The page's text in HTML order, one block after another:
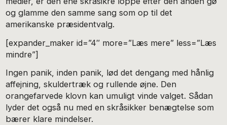
og glamme den samme sang som op til det
amerikanske præsidentvalg.
[expander_maker id=”4″ more=”Læs mere” less=”Læs
mindre”]
Ingen panik, inden panik, lød det dengang med hånlig
affejning, skuldertræk og rullende øjne. Den
orangefarvede klovn kan umuligt vinde valget. Sådan
lyder det også nu med en skråsikker benægtelse som
bærer klare mindelser.